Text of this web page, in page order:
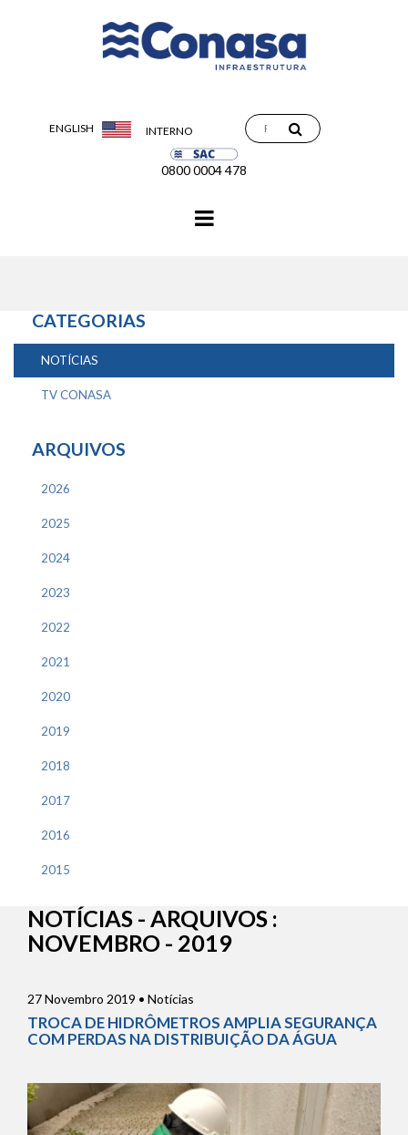
ENGLISH INTERNO
0800 0004 478
CATEGORIAS
NOTÍCIAS
TV CONASA
ARQUIVOS
2026
2025
2024
2023
2022
2021
2020
2019
2018
2017
2016
2015
NOTÍCIAS - ARQUIVOS :
NOVEMBRO - 2019
27 Novembro 2019 • Notícias
TROCA DE HIDRÔMETROS AMPLIA SEGURANÇA
COM PERDAS NA DISTRIBUIÇÃO DA ÁGUA